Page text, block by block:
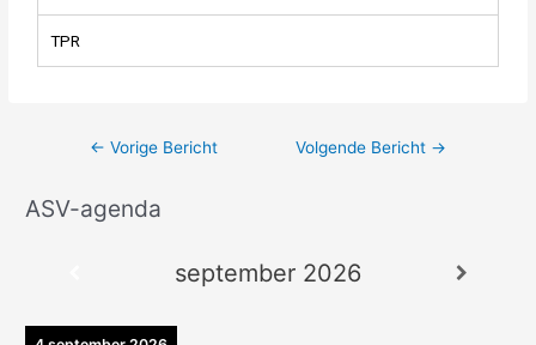
TPR
← Vorige Bericht Volgende Bericht →
ASV-agenda
september 2026
A